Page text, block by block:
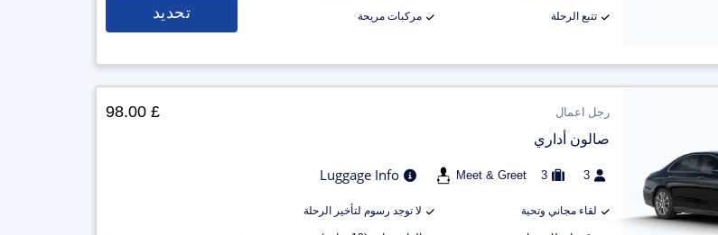
تتبع الرحلة مركبات مريحة تحديد
رجل اعمال
صالون أداري
3
3
Meet & Greet
Luggage Info
لقاء مجاني وتحية لا توجد رسوم لتأخير الرحلة
£ 98.00